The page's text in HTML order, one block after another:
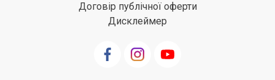
Договір публічної оферти
Дисклеймер